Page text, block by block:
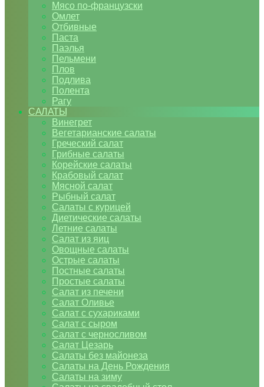
Мясо по-французски
Омлет
Отбивные
Паста
Паэлья
Пельмени
Плов
Подлива
Полента
Рагу
САЛАТЫ
Винегрет
Вегетарианские салаты
Греческий салат
Грибные салаты
Корейские салаты
Крабовый салат
Мясной салат
Рыбный салат
Салаты с курицей
Диетические салаты
Летние салаты
Салат из яиц
Овощные салаты
Острые салаты
Постные салаты
Простые салаты
Салат из печени
Салат Оливье
Салат с сухариками
Салат с сыром
Салат с черносливом
Салат Цезарь
Салаты без майонеза
Салаты на День Рождения
Салаты на зиму